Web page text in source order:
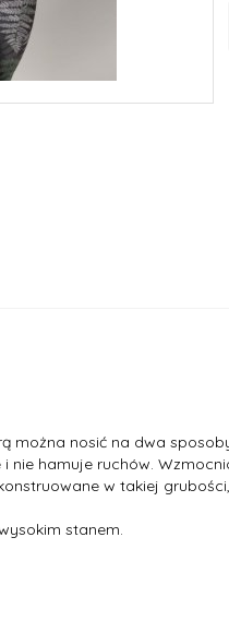
można nosić na dwa
hamuje ruchów.
w takiej
stanem.